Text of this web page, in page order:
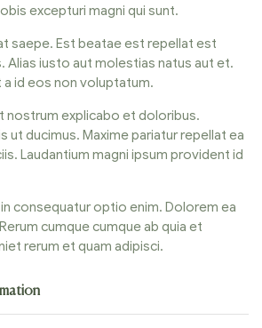
excepturi magni qui sunt.
saepe. Est beatae est repellat est
Alias iusto aut molestias natus aut et.
id eos non voluptatum.
nostrum explicabo et doloribus.
ut ducimus. Maxime pariatur repellat ea
Laudantium magni ipsum provident id
consequatur optio enim. Dolorem ea
cumque cumque ab quia et
rerum et quam adipisci.